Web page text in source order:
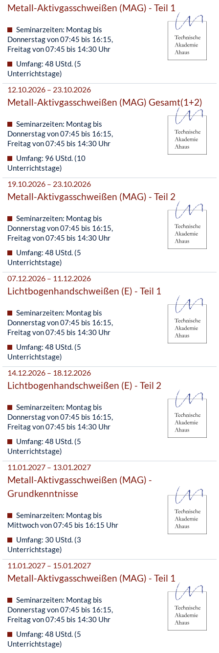
Metall-Aktivgasschweißen (MAG) - Teil 1
Seminarzeiten: Montag bis
Donnerstag von 07:45 bis 16:15,
Freitag von 07:45 bis 14:30 Uhr
Umfang: 48 UStd. (5
Unterrichtstage)
12.10.2026 – 23.10.2026
Metall-Aktivgasschweißen (MAG) Gesamt(1+2)
Seminarzeiten: Montag bis
Donnerstag von 07:45 bis 16:15,
Freitag von 07:45 bis 14:30 Uhr
Umfang: 96 UStd. (10
Unterrichtstage)
19.10.2026 – 23.10.2026
Metall-Aktivgasschweißen (MAG) - Teil 2
Seminarzeiten: Montag bis
Donnerstag von 07:45 bis 16:15,
Freitag von 07:45 bis 14:30 Uhr
Umfang: 48 UStd. (5
Unterrichtstage)
07.12.2026 – 11.12.2026
Lichtbogenhandschweißen (E) - Teil 1
Seminarzeiten: Montag bis
Donnerstag von 07:45 bis 16:15,
Freitag von 07:45 bis 14:30 Uhr
Umfang: 48 UStd. (5
Unterrichtstage)
14.12.2026 – 18.12.2026
Lichtbogenhandschweißen (E) - Teil 2
Seminarzeiten: Montag bis
Donnerstag von 07:45 bis 16:15,
Freitag von 07:45 bis 14:30 Uhr
Umfang: 48 UStd. (5
Unterrichtstage)
11.01.2027 – 13.01.2027
Metall-Aktivgasschweißen (MAG) -
Grundkenntnisse
Seminarzeiten: Montag bis
Mittwoch von 07:45 bis 16:15 Uhr
Umfang: 30 UStd. (3
Unterrichtstage)
11.01.2027 – 15.01.2027
Metall-Aktivgasschweißen (MAG) - Teil 1
Seminarzeiten: Montag bis
Donnerstag von 07:45 bis 16:15,
Freitag von 07:45 bis 14:30 Uhr
Umfang: 48 UStd. (5
Unterrichtstage)